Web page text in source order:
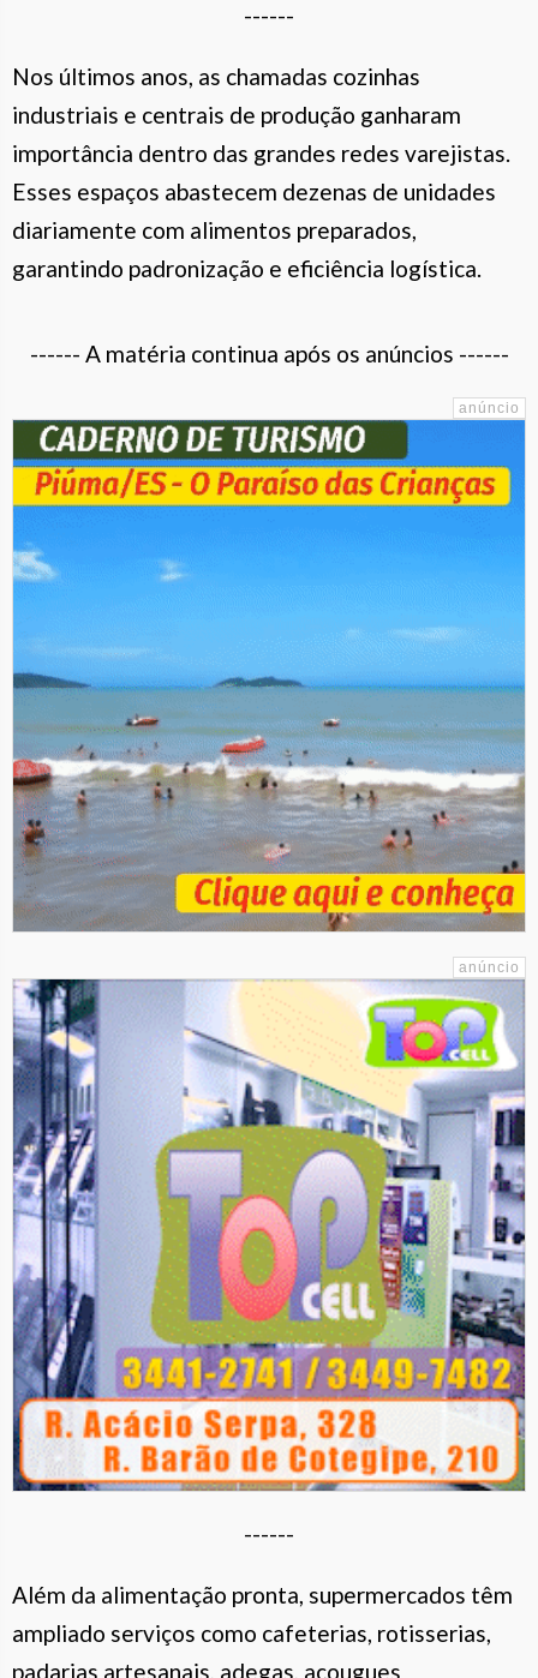
------
Nos últimos anos, as chamadas cozinhas
industriais e centrais de produção ganharam
importância dentro das grandes redes varejistas.
Esses espaços abastecem dezenas de unidades
diariamente com alimentos preparados,
garantindo padronização e eficiência logística.
------ A matéria continua após os anúncios ------
------
Além da alimentação pronta, supermercados têm
ampliado serviços como cafeterias, rotisserias,
padarias artesanais, adegas, açougues